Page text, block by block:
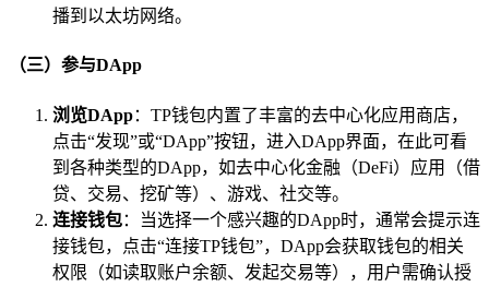
播到以太坊网络。
（三）参与DApp
浏览DApp：TP钱包内置了丰富的去中心化应用商店，
点击“发现”或“DApp”按钮，进入DApp界面，在此可看
到各种类型的DApp，如去中心化金融（DeFi）应用（借
贷、交易、挖矿等）、游戏、社交等。
连接钱包：当选择一个感兴趣的DApp时，通常会提示连
接钱包，点击“连接TP钱包”，DApp会获取钱包的相关
权限（如读取账户余额、发起交易等），用户需确认授